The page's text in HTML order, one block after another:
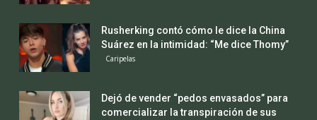
Rusherking contó cómo le dice la China
Suárez en la intimidad: “Me dice Thomy”
Caripelas
Dejó de vender “pedos envasados” para
comercializar la transpiración de sus